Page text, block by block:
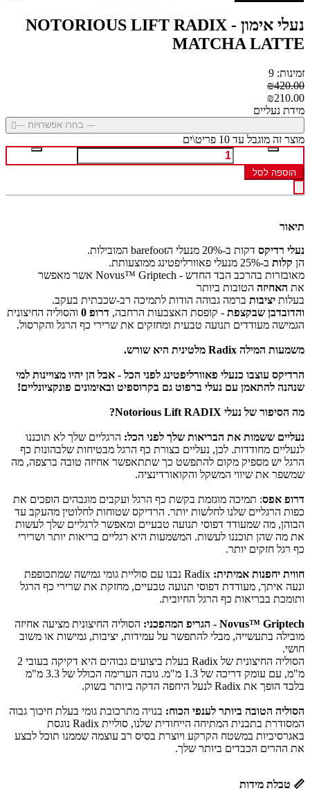
נעלי אימון - NOTORIOUS LIFT RADIX
MATCHA LATTE
זמינות: 9
₪420.00
₪210.00
מידת נעליים
--- בחרו אפשרויות ---
מוצר זה מוגבל עד 10 פריט\ים
הוספה לסל
תיאור
נעלי רדיקס דקות ב-20% מנעלי הbarefoot המובילות.
הן קלות ב-25% מנעלי פאוורליפטינג ממוצעותת.
מאובזרות בהרכב הבד החדש -
Novus™ Griptech אשר מאפשר
את האחיזה הטובות ביותר
בעלות יציבות ברמה גבוהה הודות לתמיכה רב-שכבתית בעקב.
והדובדבן שבקצפת - קופסת האצבעות הרחבה, דרופ 0
והסוליה החיצונית
הגמישה מעודדים תנועה טבעית ומחזקים את שרירי כף הרגל והקרסול.
משמעות המילה Radix מלטינית היא שורש.
הרדיקס עוצבו כנעלי פאוורליפטינג לפני הכל - אבל הן יהיו מצויינות למי
שנהנה להתאמן עם נעלי ברפוט גם בקרוספיט ובאימונים פונקציונליים!
מה הסיפור של נעלי Notorious Lift RADIX?
נעליים ששמות את הבריאות שלך לפני הכל: הרגליים שלך לא תוכננו
לנעליים מחודדות. לכן, נעליים בצורת כף הרגל מבטיחות שלבהונות כף
הרגל יש מספיק מקום להתפשט כך שתתאפשר אחיזה טובה ברצפה, מה
שמשפר את שיווי המשקל והקואורדינציה.
דרופ אפס: תמיכה מוגזמת בקשת כף הרגל ועקבים מוגבהים הופכים את
כפות הרגליים שלנו לחלשות יותר. הרדיקס שטוחות לחלוטין מהעקב עד
הבוהן, מה שמעודד דפוסי תנועה טבעיים ומאפשר לרגליים שלך לעשות
את מה שהן תוכננו לעשות. המשמעות היא רגליים בריאות יותר ושרירי
כף רגל חזקים יותר.
חווית יחפנות אמיתית:
Radix נבנו עם סוליית גומי גמישה שמתכופפת
ונעה איתך, מעודדת דפוסי תנועה טבעיים, מחזקת את שרירי כף הרגל
ותומכת בבריאות כף הרגל החיובית.
Novus™ Griptech - הגריפ המהפכני:
הסוליה החיצונית מציעה אחיזה
מובילה בתעשייה, מבלי להתפשר על עמידות, יציבות, גמישות או משוב
חושי.
הסוליה החיצונית של Radix בעלת ביצועים גבוהים היא דקיקה בעובי 2
מ"מ, עם עומק דריכה של 1.3 מ"מ. גובה הערימה הכולל של 3.3 מ"מ
בלבד הופך את Radix לנעל היחפה הדקה ביותר בשוק.
הסוליה הטובה ביותר לענפי הכוח: בנויה מתרכובת גומי בעלת חיכוך גבוה
המסודרת בתבנית המתיחה הייחודית שלנו, סוליית Radix נוגסת
באגרסיביות במשטח הקרקע ויוצרת בסיס רב עוצמה שממנו תוכל לבצע
את ההרים הכבדים ביותר שלך.
📏 טבלת מידות